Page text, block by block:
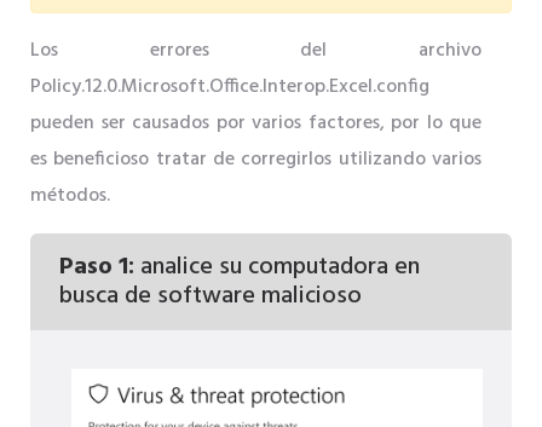
Los errores del archivo
Policy.12.0.Microsoft.Office.Interop.Excel.config
pueden ser causados ​​por varios factores, por lo que
es beneficioso tratar de corregirlos utilizando varios
métodos.
Paso 1: analice su computadora en
busca de software malicioso